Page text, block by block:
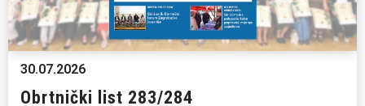
30.07.2026
Obrtnički list 283/284